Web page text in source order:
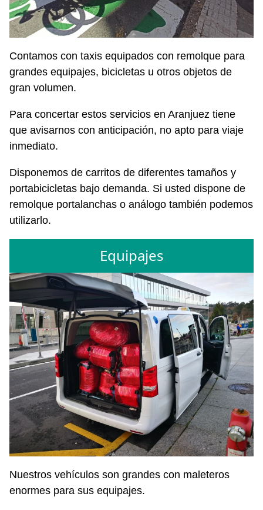
Contamos con taxis equipados con remolque para
grandes equipajes, bicicletas u otros objetos de
gran volumen.
Para concertar estos servicios en Aranjuez tiene
que avisarnos con anticipación, no apto para viaje
inmediato.
Disponemos de carritos de diferentes tamaños y
portabicicletas bajo demanda. Si usted dispone de
remolque portalanchas o análogo también podemos
utilizarlo.
Equipajes
Nuestros vehículos son grandes con maleteros
enormes para sus equipajes.